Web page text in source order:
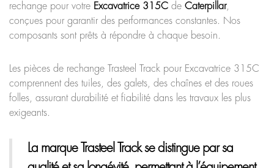
rechange pour votre Excavatrice 315C de Caterpillar,
conçues pour garantir des performances constantes. Nos
composants sont prêts à répondre à chaque besoin.
Les pièces de rechange Trasteel Track pour Excavatrice 315C
comprennent des tuiles, des galets, des chaînes et des roues
folles, assurant durabilité et fiabilité dans les travaux les plus
exigeants.
La marque Trasteel Trackse distingue par sa